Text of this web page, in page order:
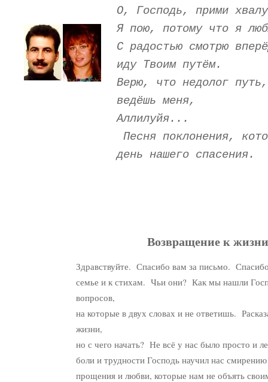
О, Господь, прими
Я пою, потому что я
С радостью смотрю
иду Твоим путём.
Верю, что недолог
ведёшь меня,
Аллилуйя...
Песня поклонения,
день нашего спасения.
Возвращение к
Здравствуйте. Спасибо вам за письмо.
семье и к стихам. Чьи они? Как мы нашли
вопросов,
на которые в двух словах и не ответишь.
жизни,
но с чего начать? Не всё у нас было просто и
боли и трудности Господь научил нас
прощения и любви, которые нам не объять